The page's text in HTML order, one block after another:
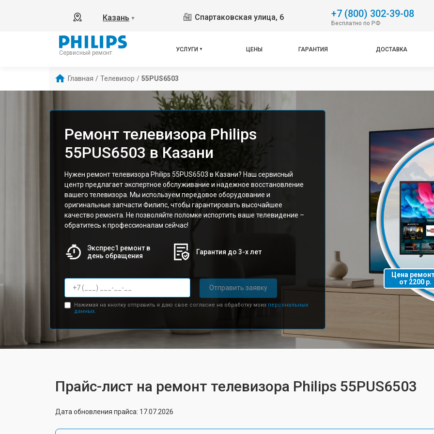
Казань ▼ Спартаковская улица, 6 +7 (800) 302-39-08
Бесплатно по РФ
Сервисный ремонт
УСЛУГИ ЦЕНЫ ГАРАНТИЯ ДОСТАВКА
Главная / Телевизор / 55PUS6503
Ремонт телевизора Philips
55PUS6503 в Казани
Нужен ремонт телевизора Philips 55PUS6503 в Казани? Наш сервисный
центр предлагает экспертное обслуживание и надежное восстановление
вашего телевизора. Мы используем передовое оборудование и
оригинальные запчасти Филипс, чтобы гарантировать высочайшее
качество ремонта. Не позволяйте поломке испортить ваше телевидение –
обратитесь к профессионалам сейчас!
Экспрес1 ремонт в
день обращения
Гарантия до 3-х лет
Отправить заявку
Нажимая на кнопку отправить я даю свое согласие на обработку моих персональных
данных.
Цена
от 2200 р.
Прайс-лист на ремонт телевизора Philips 55PUS6503
Дата обновления прайса: 17.07.2026